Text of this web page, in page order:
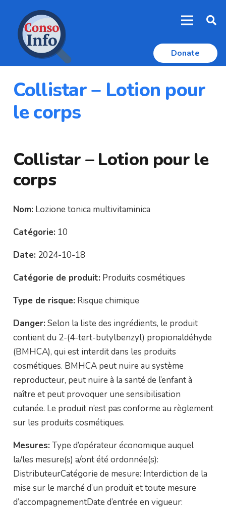
Donate
Collistar – Lotion pour
le corps
Collistar – Lotion pour le
corps
Nom: Lozione tonica multivitaminica
Catégorie: 10
Date: 2024-10-18
Catégorie de produit: Produits cosmétiques
Type de risque: Risque chimique
Danger: Selon la liste des ingrédients, le produit
contient du 2-(4-tert-butylbenzyl) propionaldéhyde
(BMHCA), qui est interdit dans les produits
cosmétiques. BMHCA peut nuire au système
reproducteur, peut nuire à la santé de l’enfant à
naître et peut provoquer une sensibilisation
cutanée. Le produit n’est pas conforme au règlement
sur les produits cosmétiques.
Mesures: Type d’opérateur économique auquel
la/les mesure(s) a/ont été ordonnée(s):
DistributeurCatégorie de mesure: Interdiction de la
mise sur le marché d’un produit et toute mesure
d’accompagnementDate d’entrée en vigueur: